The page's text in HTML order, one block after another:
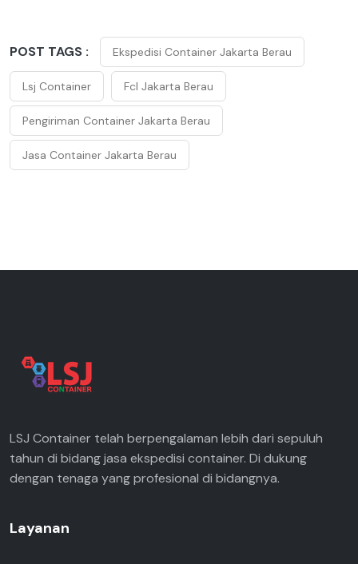
POST TAGS : Ekspedisi Container Jakarta Berau
Lsj Container Fcl Jakarta Berau
Pengiriman Container Jakarta Berau
Jasa Container Jakarta Berau
LSJ Container telah berpengalaman lebih dari sepuluh
tahun di bidang jasa ekspedisi container. Di dukung
dengan tenaga yang profesional di bidangnya.
Layanan